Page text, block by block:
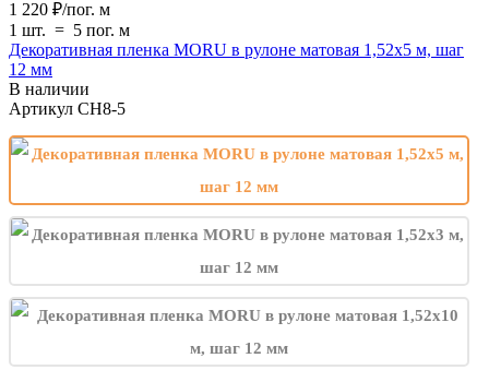
1 220 ₽/пог. м
1 шт. = 5 пог. м
Декоративная пленка MORU в рулоне матовая 1,52х5 м, шаг
12 мм
В наличии
Артикул CH8-5